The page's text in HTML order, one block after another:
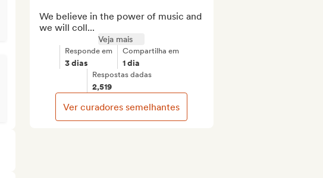
We believe in the power of music and
we will coll...
Veja mais
Responde em
3 dias
Compartilha em
1 dia
Respostas dadas
2,519
Ver curadores semelhantes